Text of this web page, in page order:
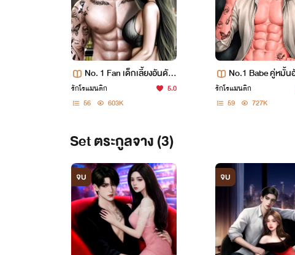
No. 1 Fan เด็กเลี้ยงอันดับ
หนึ่งของมาเฟีย
รักโรแมนติก
5.0
56
603K
No.1 Babe คู่หมั้น
นึ่งของเพลย์บอย (
k)
รักโรแมนติก
59
727K
Set ตระกูลจาง (3)
จบ จบ